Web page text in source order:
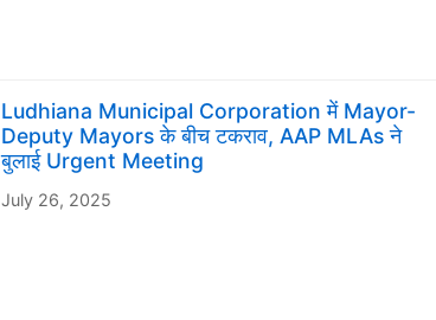
Ludhiana Municipal Corporation में Mayor-
Deputy Mayors के बीच टकराव, AAP MLAs ने
बुलाई Urgent Meeting
July 26, 2025